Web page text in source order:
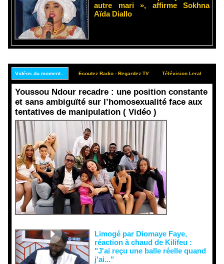
autre mari », affirme Sokhna
Aïda Diallo
Vidéos du moment... Ecoutez Radio - Regardez TV Télévision Leral
Youssou Ndour recadre : une position constante
et sans ambiguïté sur l’homosexualité face aux
tentatives de manipulation ( Vidéo )
Limogé par Diomaye Faye,
réaction à chaud de Kilifeu :
"J'ai reçu une balle réelle quand
j'ai..."